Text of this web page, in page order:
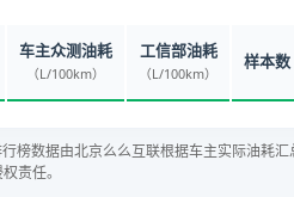
车主众测油耗
（L/100km）
工信部油耗
（L/100km）
样本数
榜数据由北京么么互联根据车主实际油耗
责任。